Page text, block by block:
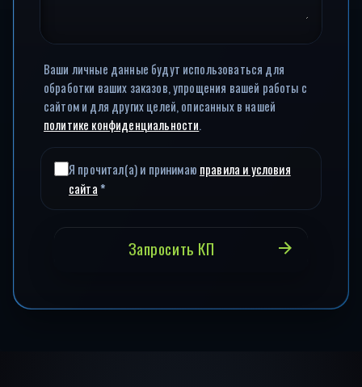
Ваши личные данные будут использоваться для
обработки ваших заказов, упрощения вашей работы с
сайтом и для других целей, описанных в нашей
политике конфиденциальности.
Я прочитал(а) и принимаю правила и условия
сайта*
Запросить КП